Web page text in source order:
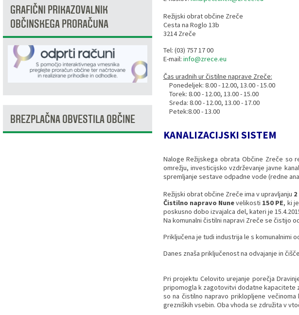
Režijski obrat občine Zreče
Cesta na Roglo 13b
3214 Zreče
Tel: (03) 757 17 00
E-mail: info@zrece.eu
Čas uradnih ur čistilne naprave Zreče:
Ponedeljek: 8.00 - 12.00, 13.00 - 15.00
Torek: 8.00 - 12.00, 13.00 - 15.00
Sreda: 8.00 - 12.00, 13.00 - 17.00
Petek:8.00 - 13.00
KANALIZACIJSKI SISTEM
Naloge Režijskega obrata Občine Zreče so
omrežju, investicijsko vzdrževanje javne
spremljanje sestave odpadne vode (redne
Režijski obrat občine Zreče ima v upravljanju
Čistilno napravo Nunevelikosti 150 PE, ki
poskusno dobo izvajalca del, kateri je
Na komunalni čistilni napravi Zreče se čistijo
Priključena je tudi industrija le s komunalnimi
Danes znaša priključenost na odvajanje in
Pri projektu Celovito urejanje porečja
pripomogla k zagotovitvi dodatne kapacitete
so na čistilno napravo priklopljene
grezniških vsebin. Oba vhoda se združita v
GRAFIČNI PRIKAZOVALNIK
OBČINSKEGA PRORAČUNA
BREZPLAČNA OBVESTILA OBČINE
Razvojni programi
Kronologija občine
Fotogalerija
Predstavniki občine v svetih zavodov
Prijave in pobude
Splošni akti občine
Informacije javnega značaja
Lokalne volitve
Delovni čas zdravnikov
Društva
Lokacije defibrilatorjev
Ceniki